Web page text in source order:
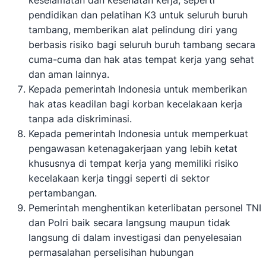
pendidikan dan pelatihan K3 untuk seluruh buruh
tambang, memberikan alat pelindung diri yang
berbasis risiko bagi seluruh buruh tambang secara
cuma-cuma dan hak atas tempat kerja yang sehat
dan aman lainnya.
Kepada pemerintah Indonesia untuk memberikan
hak atas keadilan bagi korban kecelakaan kerja
tanpa ada diskriminasi.
Kepada pemerintah Indonesia untuk memperkuat
pengawasan ketenagakerjaan yang lebih ketat
khususnya di tempat kerja yang memiliki risiko
kecelakaan kerja tinggi seperti di sektor
pertambangan.
Pemerintah menghentikan keterlibatan personel TNI
dan Polri baik secara langsung maupun tidak
langsung di dalam investigasi dan penyelesaian
permasalahan perselisihan hubungan